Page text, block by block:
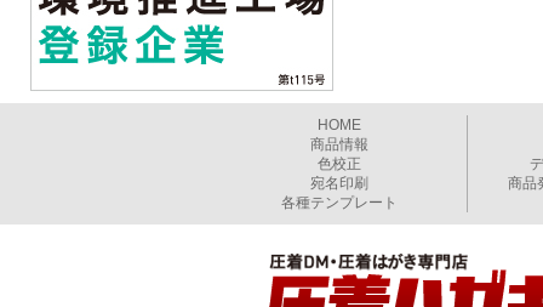
HOME
商品情報
色校正
宛名印刷
各種テンプレート
商品